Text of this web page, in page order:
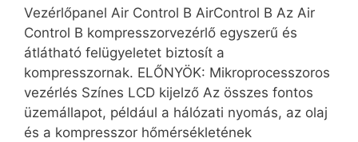
Vezérlőpanel Air Control B AirControl B Az Air
Control B kompresszorvezérlő egyszerű és
átlátható felügyeletet biztosít a
kompresszornak. ELŐNYÖK: Mikroprocesszoros
vezérlés Színes LCD kijelző Az összes fontos
üzemállapot, például a hálózati nyomás, az olaj
és a kompresszor hőmérsékletének